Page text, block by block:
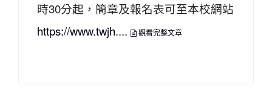
時30分起，簡章及報名表可至本校網站
https://www.twjh.... 觀看完整文章